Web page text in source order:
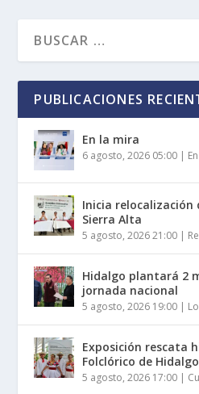
PUBLICACIONES
En la mira
6 agosto, 2026 05:00 |
Inicia relocalización
Sierra Alta
5 agosto, 2026 21:00 |
Hidalgo plantará 2
jornada nacional
5 agosto, 2026 19:00 |
Exposición rescata
Folclórico de Hidalgo
5 agosto, 2026 17:00 |